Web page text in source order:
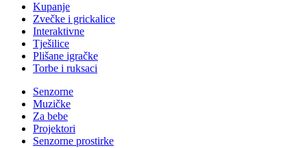
Kupanje
Zvečke i grickalice
Interaktivne
Tješilice
Plišane igračke
Torbe i ruksaci
Senzorne
Muzičke
Za bebe
Projektori
Senzorne prostirke